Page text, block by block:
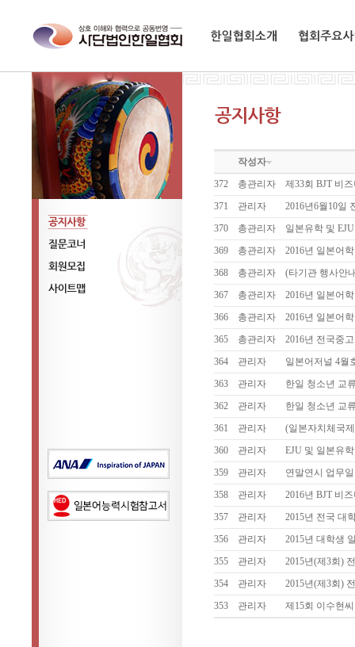
공지사항
질문코너
회원모집
작성자
372
총관리자
제33회 BJT 비
371
관리자
2016년6월10일
370
총관리자
일본유학 및
369
총관리자
2016년 일본어
368
총관리자
(타기관 행사안
367
총관리자
2016년 일본어
366
총관리자
2016년 일본어
365
총관리자
2016년 전국중
364
관리자
일본어저널 4월
363
관리자
한일 청소년 교
362
관리자
한일 청소년 교
361
관리자
(일본자치체국
360
관리자
EJU 및 일본유
359
관리자
연말연시 업무
358
관리자
2016년 BJT 비
357
관리자
2015년 전국 대
356
관리자
2015년 대학생
355
관리자
2015년(제3회)
354
관리자
2015년(제3회)
353
관리자 제15회 이수현